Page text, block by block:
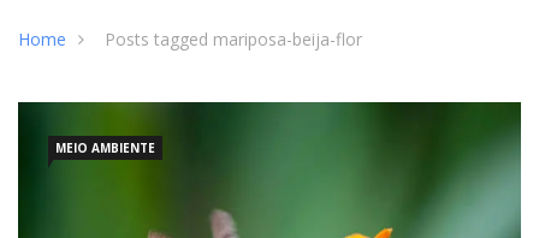
Home Posts tagged mariposa-beija-flor
MEIO AMBIENTE